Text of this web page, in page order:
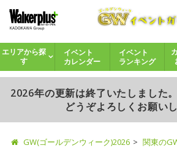
エリアから探
す
イベント
カレンダー
イベント
ランキング
2026年の更新は終了いたしました
どうぞよろしくお願いし
GW(ゴールデンウィーク)2026 関東の